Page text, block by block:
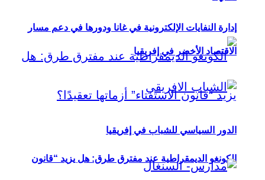
الكونغو الديمقراطية عند مفترق طرق: هل يزيد “قانون
إدارة النفايات الإلكترونية في غانا ودورها في دعم مسار
الاقتصاد الأخضر في إفريقيا
الدور السياسي للشباب في إفريقيا